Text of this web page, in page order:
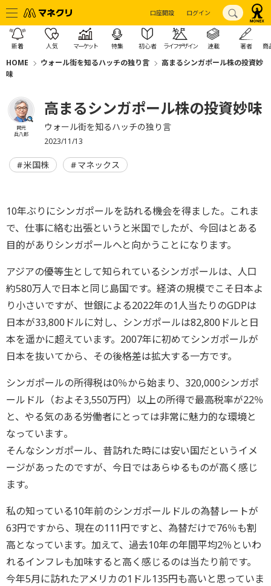
口座開設 ログイン
新着 人気 マーケット 特集 初心者 ライフデザイン 連載 著者 商
HOME ウォール街を知るハッチの独り言
高まるシンガポール株の投資妙
味
岡元
兵八郎
高まるシンガポール株の投資妙味
ウォール街を知るハッチの独り言
2023/11/13
米国株 マネックス
10年ぶりにシンガポールを訪れる機会を得ました。これま
で、仕事に絡む出張というと米国でしたが、 今回はとある
目的がありシンガポールへと向かうことになります。
アジアの優等生として知られているシンガポールは、 人口
約580万人で日本と同じ島国です。 経済の規模でこそ日本よ
り小さいですが、 世銀による2022年の1人当たりのGDPは
日本が33,800ドルに対し、シンガポールは82,800ドルと日
本を遥かに超えています。 2007年に初めてシンガポールが
日本を抜いてから、 その後格差は拡大する一方です。
シンガポールの所得税は0％から始まり、320,000シンガポ
ールドル（およそ3,550万円） 以上の所得で最高税率が22％
と、 やる気のある労働者にとっては非常に魅力的な環境と
なっています。
そんなシンガポール、 昔訪れた時には安い国だというイメ
ージがあったのですが、 今日ではあらゆるものが高く感じ
ます。
私の知っている10年前のシンガポールドルの為替レートが
63円ですから、現在の111円ですと、為替だけで76％も割
高となっています。加えて、過去10年の年間平均2％ といわ
れるインフレも加味すると高く感じるのは当たり前です。
今年5月に訪れたアメリカの1ドル135円も高いと思っていま